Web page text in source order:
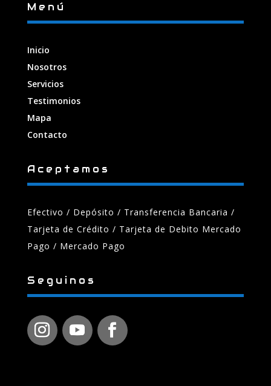
Menú
Inicio
Nosotros
Servicios
Testimonios
Mapa
Contacto
Aceptamos
Efectivo / Depósito / Transferencia Bancaria /
Tarjeta de Crédito / Tarjeta de Debito Mercado
Pago / Mercado Pago
Seguinos